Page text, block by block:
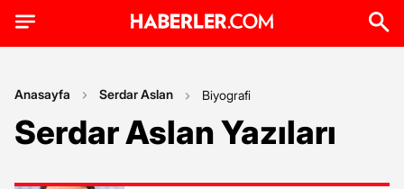
Anasayfa Serdar Aslan Biyografi
Serdar Aslan Yazıları